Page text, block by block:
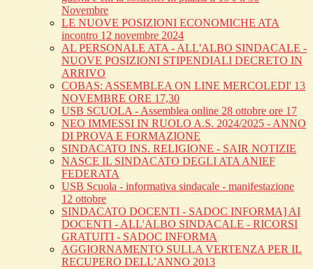
Novembre
LE NUOVE POSIZIONI ECONOMICHE ATA
incontro 12 novembre 2024
AL PERSONALE ATA - ALL'ALBO SINDACALE -
NUOVE POSIZIONI STIPENDIALI DECRETO IN
ARRIVO
COBAS: ASSEMBLEA ON LINE MERCOLEDI' 13
NOVEMBRE ORE 17,30
USB SCUOLA - Assemblea online 28 ottobre ore 17
NEO IMMESSI IN RUOLO A.S. 2024/2025 - ANNO
DI PROVA E FORMAZIONE
SINDACATO INS. RELIGIONE - SAIR NOTIZIE
NASCE IL SINDACATO DEGLI ATA ANIEF
FEDERATA
USB Scuola - informativa sindacale - manifestazione
12 ottobre
SINDACATO DOCENTI - SADOC INFORMA] AI
DOCENTI - ALL'ALBO SINDACALE - RICORSI
GRATUITI - SADOC INFORMA
AGGIORNAMENTO SULLA VERTENZA PER IL
RECUPERO DELL’ANNO 2013